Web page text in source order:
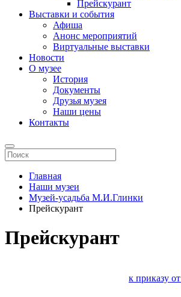
Прейскурант
Выставки и события
Афиша
Анонс мероприятий
Виртуальные выставки
Новости
О музее
История
Документы
Друзья музея
Наши цены
Контакты
Главная
Наши музеи
Музей-усадьба М.И.Глинки
Прейскурант
Прейскурант
к приказу